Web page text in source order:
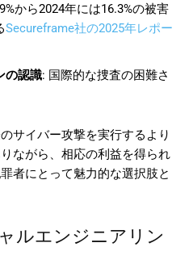
から2024年には16.3%の被害
Secureframe社の2025年レポー
の認識: 国際的な捜査の困難さ
サイバー攻撃を実行するより
ながら、相応の利益を得られ
者にとって魅力的な選択肢と
ルエンジニアリン